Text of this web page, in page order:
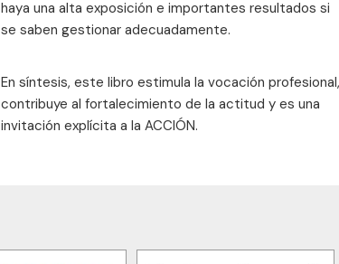
haya una alta exposición e importantes resultados si
se saben gestionar adecuadamente.
En síntesis, este libro estimula la vocación profesional,
contribuye al fortalecimiento de la actitud y es una
invitación explícita a la ACCIÓN.